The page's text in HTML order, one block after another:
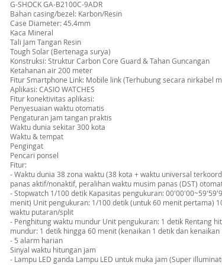
G-SHOCK GA-B2100C-9ADR
Bahan casing/bezel: Karbon/Resin
Case Diameter: 45.4mm
Kaca Mineral
Tali Jam Tangan Resin
Tough Solar (Bertenaga surya)
Konstruksi: Struktur Carbon Core Guard & Tahan Guncangan
Ketahanan air 200 meter
Fitur Smartphone Link: Mobile link (Terhubung secara nirkabel
Aplikasi: CASIO WATCHES
Fitur konektivitas aplikasi:
Penyesuaian waktu otomatis
Pengaturan jam tangan praktis
Waktu dunia sekitar 300 kota
Waktu & tempat
Pengingat
Pencari ponsel
Fitur:
- Waktu dunia 38 zona waktu (38 kota + waktu universal
panas aktif/nonaktif, peralihan waktu musim panas (DST)
- Stopwatch 1/100 detik Kapasitas pengukuran:
menit) Unit pengukuran: 1/100 detik (untuk 60 menit pertama)
waktu putaran/split
- Penghitung waktu mundur Unit pengukuran: 1 detik Rentang
mundur: 1 detik hingga 60 menit (kenaikan 1 detik dan kenaikan
- 5 alarm harian
Sinyal waktu hitungan jam
- Lampu LED ganda Lampu LED untuk muka jam (Super